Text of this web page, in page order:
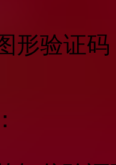
形验证码